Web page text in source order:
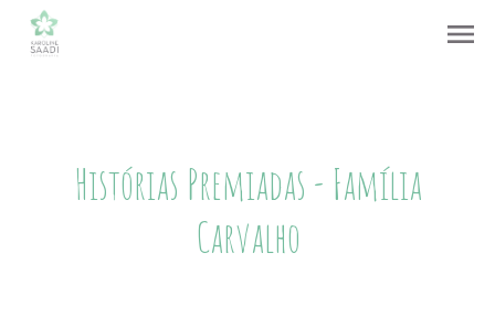
menu
Histórias Premiadas - Família
Carvalho